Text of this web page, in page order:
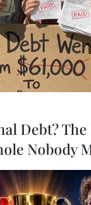
đình chiến
Debt? The
Nobody